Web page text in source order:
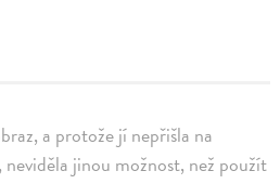
a protože jí nepřišla na
neviděla jinou možnost, než použít